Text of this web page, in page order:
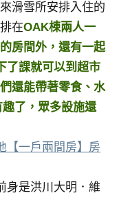
滑雪所安排入住的
在OAK棟兩人一
房間外，還有一起
了課就可以到超市
還能帶著零食、水
了，眾多設施還
【一戶兩間房】房
身是洪川大明．維